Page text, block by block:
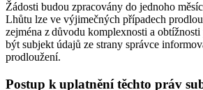
Žádosti budou zpracovány do jednoho
Lhůtu lze ve výjimečných případech
zejména z důvodu komplexnosti a
být subjekt údajů ze strany správce
prodloužení.
Postup k uplatnění těchto práv